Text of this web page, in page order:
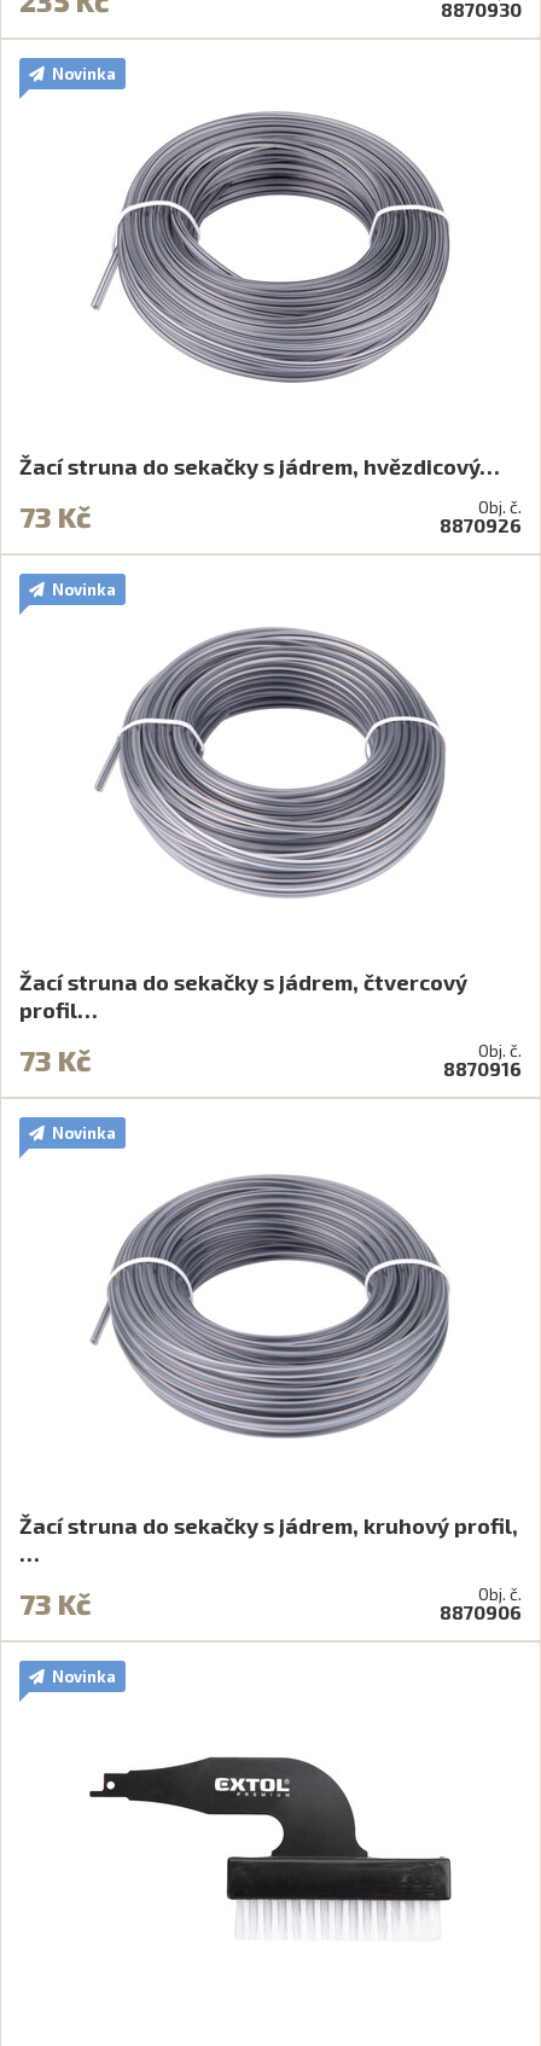
8870930
Novinka
Žací struna do sekačky s jádrem, hvězdicový…
73 Kč Obj. č.
8870926
Novinka
Žací struna do sekačky s jádrem, čtvercový
profil…
73 Kč Obj. č.
8870916
Novinka
Žací struna do sekačky s jádrem, kruhový profil,
…
73 Kč Obj. č.
8870906
Novinka